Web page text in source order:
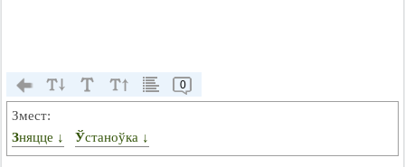
0
Змест:
Зняцце ↓
Ўстаноўка ↓